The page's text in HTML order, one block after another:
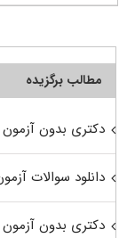
مطالب برگزیده
دکتری بدون آزمون
دانلود سوالات
دکتری بدون